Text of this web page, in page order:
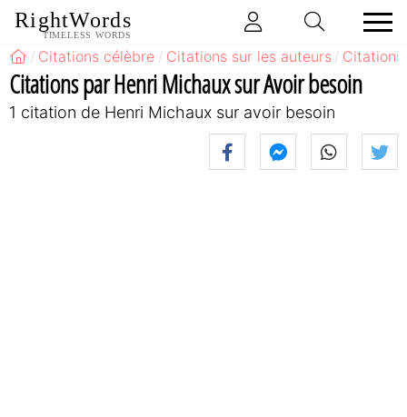
RightWords
TIMELESS WORDS
Citations célèbre Citations sur les auteurs
Citations par Henri Michaux sur Avoir besoin
1 citation de Henri Michaux sur avoir besoin